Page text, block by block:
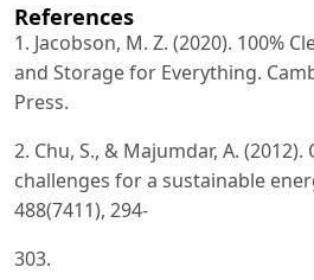
References
1. Jacobson, M. Z. (2020). 100%
and Storage for Everything.
Press.
2. Chu, S., & Majumdar, A.
challenges for a sustainable
488(7411), 294-
303.